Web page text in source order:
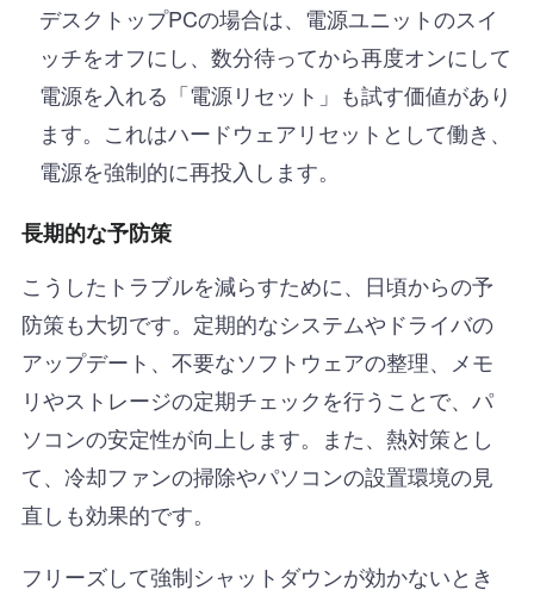
デスクトップPCの場合は、電源ユニットのスイ
ッチをオフにし、数分待ってから再度オンにして
電源を入れる「電源リセット」も試す価値があり
ます。これはハードウェアリセットとして働き、
電源を強制的に再投入します。
長期的な予防策
こうしたトラブルを減らすために、日頃からの予
防策も大切です。定期的なシステムやドライバの
アップデート、不要なソフトウェアの整理、メモ
リやストレージの定期チェックを行うことで、パ
ソコンの安定性が向上します。また、熱対策とし
て、冷却ファンの掃除やパソコンの設置環境の見
直しも効果的です。
フリーズして強制シャットダウンが効かないとき